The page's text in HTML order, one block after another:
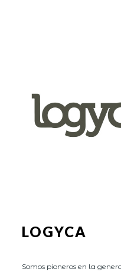
LOGYCA
Somos pioneros en la